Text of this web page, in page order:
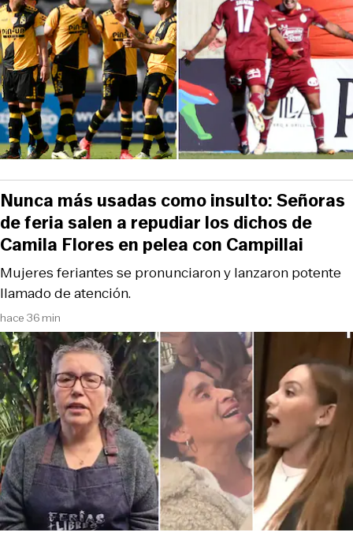
hace 36 min
Mujeres feriantes se pronunciaron y lanzaron potente
llamado de atención.
Nunca más usadas como insulto: Señoras
de feria salen a repudiar los dichos de
Camila Flores en pelea con Campillai